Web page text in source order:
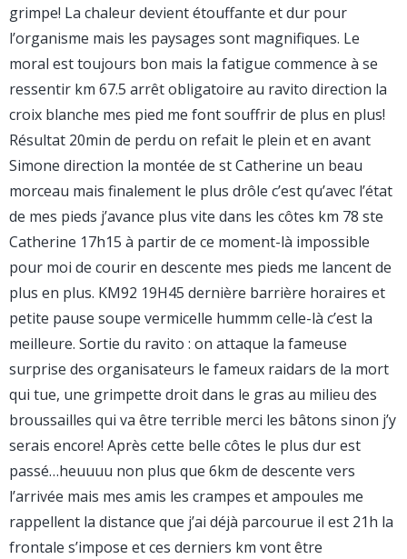
grimpe! La chaleur devient étouffante et dur pour
l’organisme mais les paysages sont magnifiques. Le
moral est toujours bon mais la fatigue commence à se
ressentir km 67.5 arrêt obligatoire au ravito direction la
croix blanche mes pied me font souffrir de plus en plus!
Résultat 20min de perdu on refait le plein et en avant
Simone direction la montée de st Catherine un beau
morceau mais finalement le plus drôle c’est qu’avec l’état
de mes pieds j’avance plus vite dans les côtes km 78 ste
Catherine 17h15 à partir de ce moment-là impossible
pour moi de courir en descente mes pieds me lancent de
plus en plus. KM92 19H45 dernière barrière horaires et
petite pause soupe vermicelle hummm celle-là c’est la
meilleure. Sortie du ravito : on attaque la fameuse
surprise des organisateurs le fameux raidars de la mort
qui tue, une grimpette droit dans le gras au milieu des
broussailles qui va être terrible merci les bâtons sinon j’y
serais encore! Après cette belle côtes le plus dur est
passé…heuuuu non plus que 6km de descente vers
l’arrivée mais mes amis les crampes et ampoules me
rappellent la distance que j’ai déjà parcourue il est 21h la
frontale s’impose et ces derniers km vont être